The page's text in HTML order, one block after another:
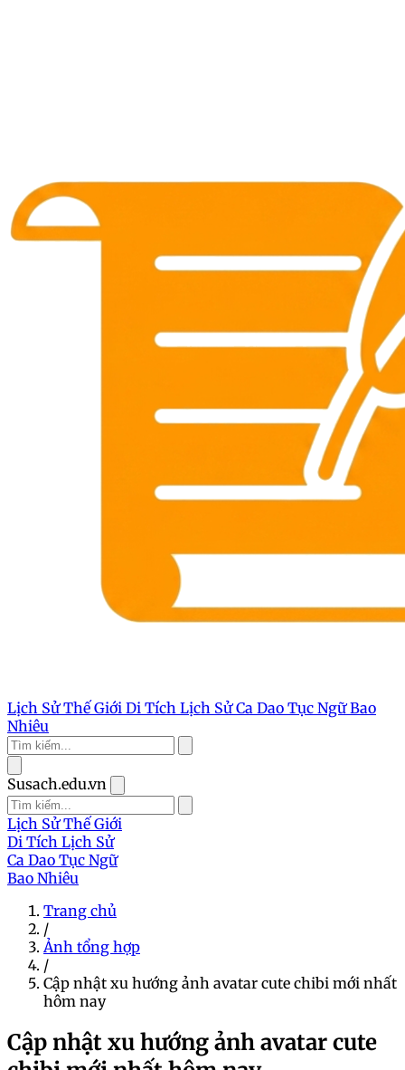
Lịch Sử Thế Giới Di Tích Lịch SửCa Dao Tục NgữBao
Nhiêu
Susach.edu.vn
Lịch Sử Thế Giới
Di Tích Lịch Sử
Ca Dao Tục Ngữ
Bao Nhiêu
Trang chủ
/
Ảnh tổng hợp
/
Cập nhật xu hướng ảnh avatar cute chibi mới nhất
hôm nay
Cập nhật xu hướng ảnh avatar cute